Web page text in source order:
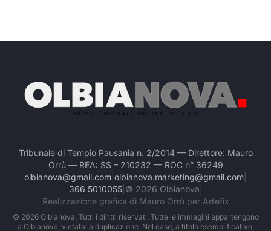
Tribunale di Tempio Pausania n. 2/2014 — Direttore: Mauro
Orrù — REA: SS – 210232 — ROC n° 36249
olbianova@gmail.com olbianova.marketing@gmail.com
366 5010055| © 2026 Olbianova
Realizzazione grafica di Mauro Orrù per Artefix
© 2026Olbianova. Tutti i diritti riservati. Tutte le immagini appartengono
a Olbianova, vietata la duplicazione. Nel caso, a titolo esemplificativo,